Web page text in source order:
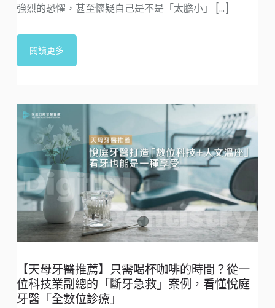
強烈的恐懼，甚至懷疑自己是不是「太膽小」 [...]
閱讀更多
【天母牙醫推薦】只需喝杯咖啡的時間？從一
位科技業副總的「斷牙急救」案例，看懂悅庭
牙醫「全數位診療」